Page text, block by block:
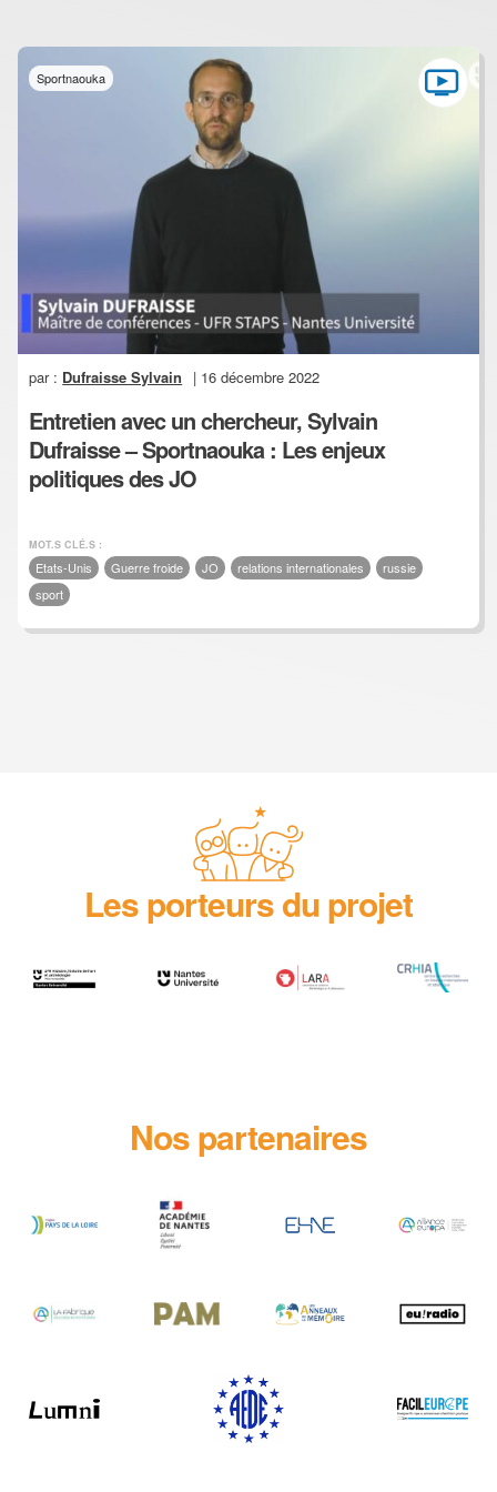
Sportnaouka
par : Dufraisse Sylvain | 16 décembre 2022
Entretien avec un chercheur, Sylvain
Dufraisse – Sportnaouka : Les enjeux
politiques des JO
MOT.S CLÉ.S :
Etats-Unis Guerre froide JO relations internationales
russie
sport
Les porteurs du projet
Nos partenaires